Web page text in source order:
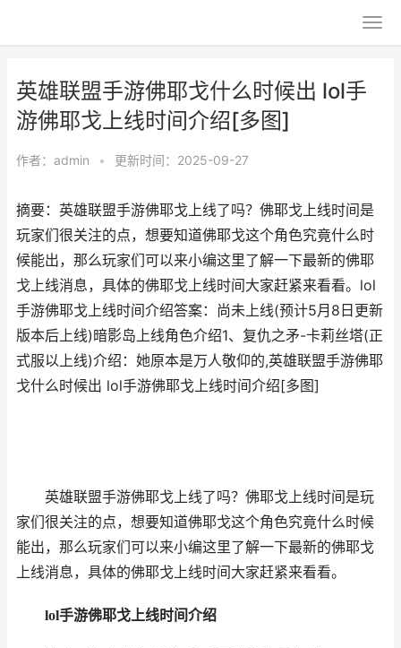
英雄联盟手游佛耶戈什么时候出 lol手
游佛耶戈上线时间介绍[多图]
作者： admin • 更新时间：2025-09-27
摘要：英雄联盟手游佛耶戈上线了吗？佛耶戈上线时间是
玩家们很关注的点，想要知道佛耶戈这个角色究竟什么时
候能出，那么玩家们可以来小编这里了解一下最新的佛耶
戈上线消息，具体的佛耶戈上线时间大家赶紧来看看。lol
手游佛耶戈上线时间介绍答案：尚未上线(预计5月8日更新
版本后上线)暗影岛上线角色介绍1、复仇之矛-卡莉丝塔(正
式服以上线)介绍：她原本是万人敬仰的,英雄联盟手游佛耶
戈什么时候出 lol手游佛耶戈上线时间介绍[多图]
英雄联盟手游佛耶戈上线了吗？佛耶戈上线时间是玩
家们很关注的点，想要知道佛耶戈这个角色究竟什么时候
能出，那么玩家们可以来小编这里了解一下最新的佛耶戈
上线消息，具体的佛耶戈上线时间大家赶紧来看看。
lol手游佛耶戈上线时间介绍